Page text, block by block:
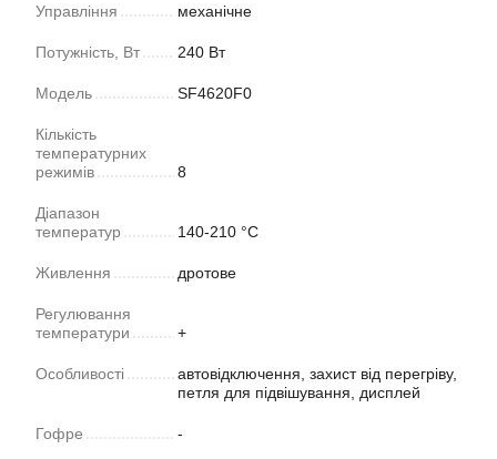
Управління механічне
Потужність, Вт 240 Вт
Модель SF4620F0
Кількість
температурних
режимів
8
Діапазон
температур
140-210 °С
Живлення дротове
Регулювання
температури
+
Особливості
автовідключення, захист від перегріву,
петля для підвішування, дисплей
Гофре -